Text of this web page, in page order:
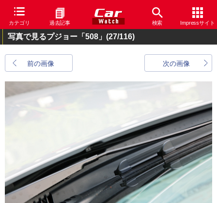
カテゴリ 過去記事 検索 Impressサイト
写真で見るプジョー「508」 (27/116)
前の画像 次の画像